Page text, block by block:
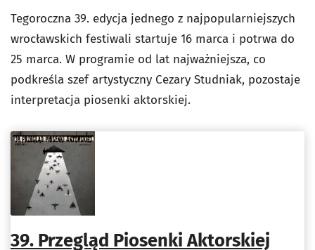
Tegoroczna 39. edycja jednego z najpopularniejszych
wrocławskich festiwali startuje 16 marca i potrwa do
25 marca. W programie od lat najważniejsza, co
podkreśla szef artystyczny Cezary Studniak, pozostaje
interpretacja piosenki aktorskiej.
39. Przegląd Piosenki Aktorskiej